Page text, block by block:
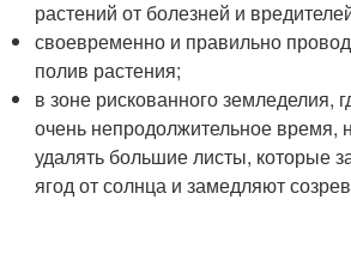
растений от болезней и
своевременно и правильно
полив растения;
в зоне рискованного земледелия,
очень непродолжительное время,
удалять большие листы, которые
ягод от солнца и замедляют